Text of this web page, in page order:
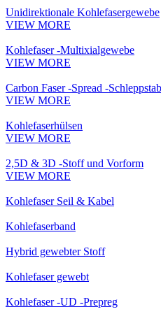
Unidirektionale Kohlefasergewebe
VIEW MORE
Kohlefaser -Multixialgewebe
VIEW MORE
Carbon Faser -Spread -Schleppstab
VIEW MORE
Kohlefaserhülsen
VIEW MORE
2,5D & 3D -Stoff und Vorform
VIEW MORE
Kohlefaser Seil & Kabel
Kohlefaserband
Hybrid gewebter Stoff
Kohlefaser gewebt
Kohlefaser -UD -Prepreg